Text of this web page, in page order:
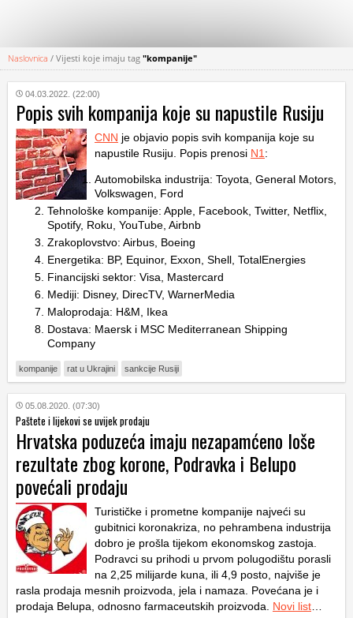
KATEGORIJE
HRVATSKI
WEB
Naslovnica / Vijesti koje imaju tag "kompanije"
04.03.2022. (22:00)
Popis svih kompanija koje su napustile Rusiju
CNN je objavio popis svih kompanija koje su
napustile Rusiju. Popis prenosi N1 :
Automobilska industrija: Toyota, General Motors,
Volkswagen, Ford
Tehnološke kompanije: Apple, Facebook, Twitter, Netflix,
Spotify, Roku, YouTube, Airbnb
Zrakoplovstvo: Airbus, Boeing
Energetika: BP, Equinor, Exxon, Shell, TotalEnergies
Financijski sektor: Visa, Mastercard
Mediji: Disney, DirecTV, WarnerMedia
Maloprodaja: H&M, Ikea
Dostava: Maersk i MSC Mediterranean Shipping
Company
kompanije rat u Ukrajini sankcije Rusiji
05.08.2020. (07:30)
Paštete i lijekovi se uvijek prodaju
Hrvatska poduzeća imaju nezapamćeno loše
rezultate zbog korone, Podravka i Belupo
povećali prodaju
Turističke i prometne kompanije najveći su
gubitnici koronakriza, no pehrambena industrija
dobro je prošla tijekom ekonomskog zastoja.
Podravci su prihodi u prvom polugodištu porasli
na 2,25 milijarde kuna, ili 4,9 posto, najviše je
rasla prodaja mesnih proizvoda, jela i namaza. Povećana je i
prodaja Belupa, odnosno farmaceutskih proizvoda. Novi list